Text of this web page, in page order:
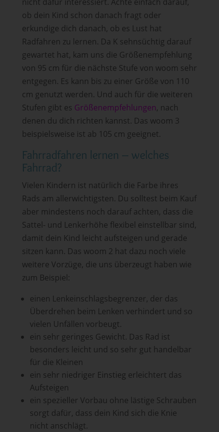
ob dein Kind schon danach fragt oder
erkundige dich danach, ob es Lust hat
Radfahren zu lernen. Da K sehnsüchtig darauf
gewartet hat, kam uns die Größenempfehlung
von 95 cm für die nächste Stufe von woom sehr
entgegen. Es kann bis zu einer Größe von 110
cm genutzt werden. Und auch für die weiteren
Stufen gibt es Größenempfehlungen, nach
denen du dich richten kannst. Das woom 3
beispielsweise ist ab 105 cm geeignet.
Fahrradfahren lernen – welches
Fahrrad?
Vielen Kindern ist natürlich die Farbe ihres
Rads am allerwichtigsten. Du solltest beim Kauf
aber mindestens noch darauf achten, dass die
Sattel- und Lenkerhöhe flexibel einstellbar sind,
damit dein Kind leicht aufsteigen und gerade
sitzen kann. Das woom 2 hat dazu noch viele
weitere Vorzüge, die uns überzeugt haben wie
zum Beispiel:
einen Lenkeinschlagsbegrenzer, der das
Überdrehen beim Lenken verhindert und so
vielen Unfällen vorbeugt.
ein sehr geringes Gewicht. Das Rad ist
besonders leicht und so sehr gut handelbar
für die Kleinen
ein sehr niedriger Einstieg erleichtert das
Aufsteigen
ein spezieller Vorbau ohne lästige Schrauben
sorgt dafür, dass dein Kind sich die Knie
nicht anschlägt.